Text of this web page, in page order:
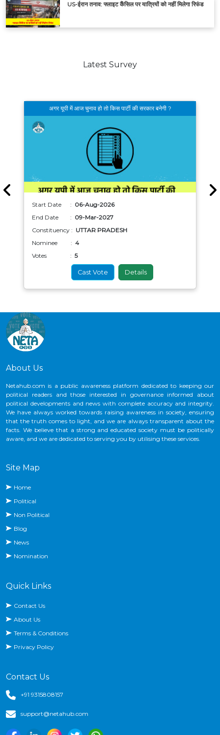
US-ईरान तनाव: फ्लाइट कैंसिल पर यात्रियों को नहीं मिलेगा रिफंड
Latest Survey
अगर यूपी में आज चुनाव हो तो किस पार्टी की सरकार बनेगी ?
Start Date : 06-Aug-2026
End Date : 09-Mar-2027
Constituency : UTTAR PRADESH
Nominee : 4
Votes : 5
Cast Vote Details
About Us
Netahub.com is a public awareness platform dedicated to keeping our
political readers and those interested in governance informed about
political developments and news with complete accuracy and integrity.
We have always worked towards raising awareness in society, ensuring
that the truth comes to light, and we are always transparent about the
facts. We believe that a strong and educated society must be politically
aware, and we are dedicated to serving you by utilising these services.
Site Map
Home
Political
Non Political
Blog
News
Nomination
Quick Links
Contact Us
About Us
Terms & Conditions
Privacy Policy
Contact Us
+91 9315808157
support@netahub.com